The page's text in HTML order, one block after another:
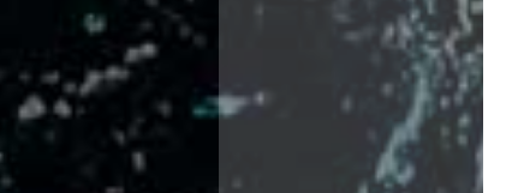
C. F. Napoli "Felice Scandone"
C.F. Palazzo del Nuoto Torino
C. F. Trieste "Bruno Bianchi"
C. F. Verona "Alberto Castagnetti"